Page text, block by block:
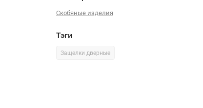
Скобяные изделия
Тэги
Защелки дверные